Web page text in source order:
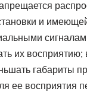
и
их
габариты
ее восприятия